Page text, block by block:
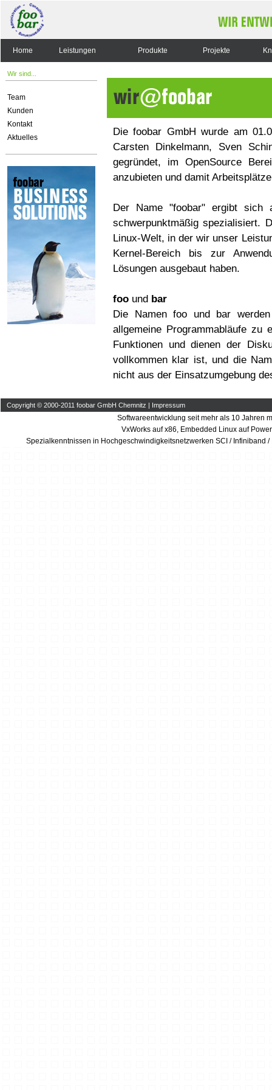
Home Leistungen Produkte Projekte
Wir sind...
Team
Kunden
Kontakt
Aktuelles
Die foobar GmbH wurde am
Carsten Dinkelmann, Sven
gegründet, im OpenSource
anzubieten und damit
Der Name "foobar" ergibt
schwerpunktmäßig spezialisiert.
Linux-Welt, in der wir unser
Kernel-Bereich bis zur
Lösungen ausgebaut haben.
foo und bar
Die Namen foo und bar
allgemeine Programmabläufe zu
Funktionen und dienen der
vollkommen klar ist, und die
nicht aus der Einsatzumgebung
Copyright © 2000-2011 foobar GmbH Chemnitz | Impressum
Softwareentwicklung seit mehr als 10 Jahren
VxWorks auf x86, Embedded Linux auf
Spezialkenntnissen in Hochgeschwindigkeitsnetzwerken SCI / Infiniband